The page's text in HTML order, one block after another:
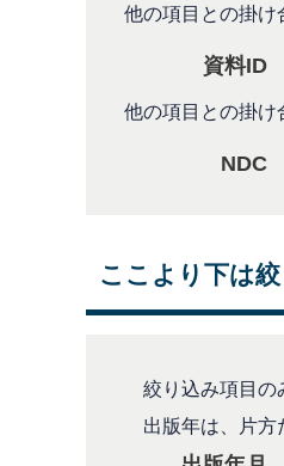
他の項目との掛け
資料ID
他の項目との掛け
NDC
ここより下は
絞り込み項目の
出版年は、片方